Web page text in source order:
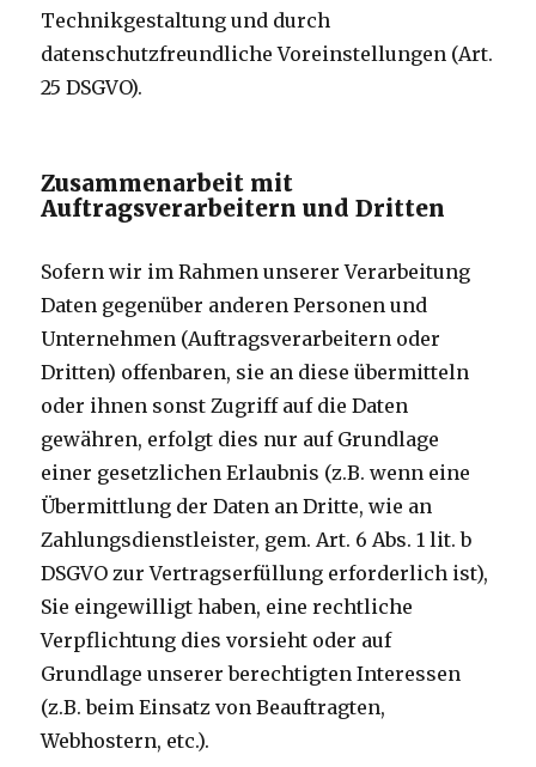
Technikgestaltung und durch
datenschutzfreundliche Voreinstellungen (Art.
25 DSGVO).
Zusammenarbeit mit
Auftragsverarbeitern und Dritten
Sofern wir im Rahmen unserer Verarbeitung
Daten gegenüber anderen Personen und
Unternehmen (Auftragsverarbeitern oder
Dritten) offenbaren, sie an diese übermitteln
oder ihnen sonst Zugriff auf die Daten
gewähren, erfolgt dies nur auf Grundlage
einer gesetzlichen Erlaubnis (z.B. wenn eine
Übermittlung der Daten an Dritte, wie an
Zahlungsdienstleister, gem. Art. 6 Abs. 1 lit. b
DSGVO zur Vertragserfüllung erforderlich ist),
Sie eingewilligt haben, eine rechtliche
Verpflichtung dies vorsieht oder auf
Grundlage unserer berechtigten Interessen
(z.B. beim Einsatz von Beauftragten,
Webhostern, etc.).